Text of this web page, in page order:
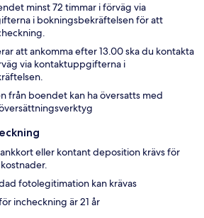
minst 72 timmar i förväg via
i bokningsbekräftelsen för att
att ankomma efter 13.00 ska du kontakta
via kontaktuppgifterna i
från boendet kan ha översatts med
eller kontant deposition krävs för
fotolegitimation kan krävas
incheckning är 21 år